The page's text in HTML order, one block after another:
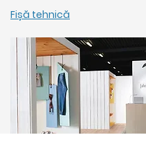
Fișă tehnică